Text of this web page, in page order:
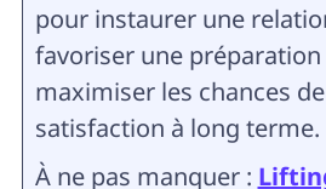
pour instaurer une
favoriser une
maximiser les chances
satisfaction à long terme.
À ne pas manquer :